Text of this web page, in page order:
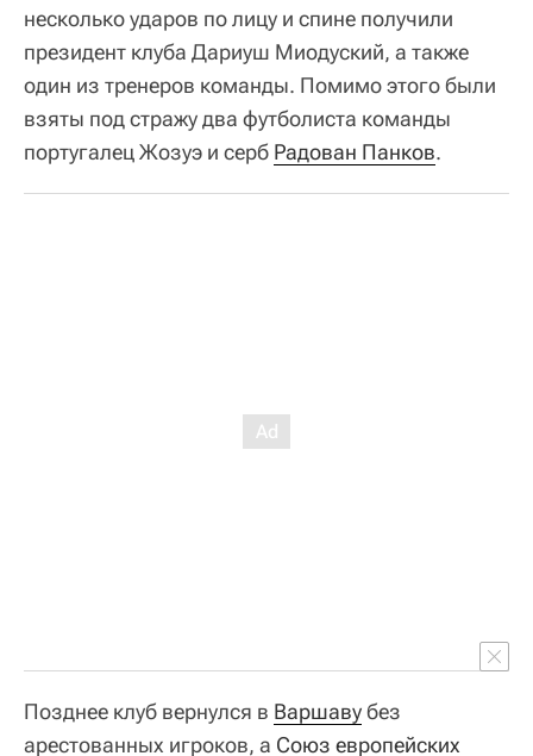
несколько ударов по лицу и спине получили
президент клуба Дариуш Миодуский, а также
один из тренеров команды. Помимо этого были
взяты под стражу два футболиста команды
португалец Жозуэ и серб Радован Панков.
Позднее клуб вернулся в Варшавубез
арестованных игроков, а Союз европейских